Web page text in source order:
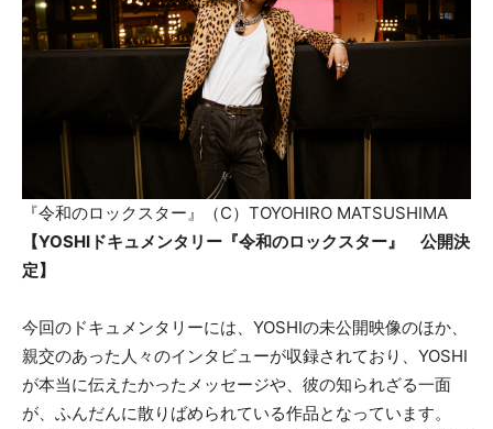
『令和のロックスター』（C）TOYOHIRO MATSUSHIMA
【YOSHIドキュメンタリー『令和のロックスター』 公開決
定】
今回のドキュメンタリーには、YOSHIの未公開映像のほか、
親交のあった人々のインタビューが収録されており、YOSHI
が本当に伝えたかったメッセージや、彼の知られざる一面
が、ふんだんに散りばめられている作品となっています。